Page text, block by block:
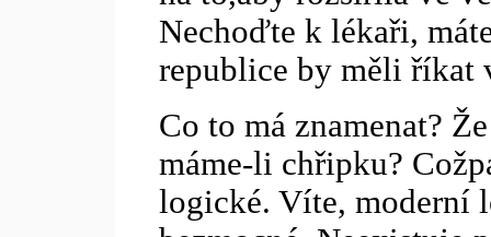
Nechoďte k lékaři,
republice by měli říkat
Co to má znamenat?
máme-li chřipku?
logické. Víte, moderní